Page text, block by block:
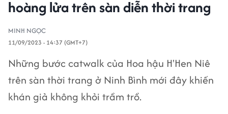
hoàng lửa trên sàn diễn thời trang
MINH NGỌC
11/09/2023 - 14:37 (GMT+7)
Những bước catwalk của Hoa hậu H'Hen Niê
trên sàn thời trang ở Ninh Bình mới đây khiến
khán giả không khỏi trầm trồ.